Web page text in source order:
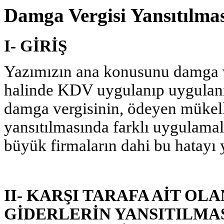
Damga Vergisi
I- GİRİŞ
Yazımızın ana konusunu
halinde KDV uygulanıp
damga vergisinin, ödeyen
yansıtılmasında farklı
büyük firmaların dahi bu hatayı
II- KARŞI TARAFA AİT
GİDERLERİN